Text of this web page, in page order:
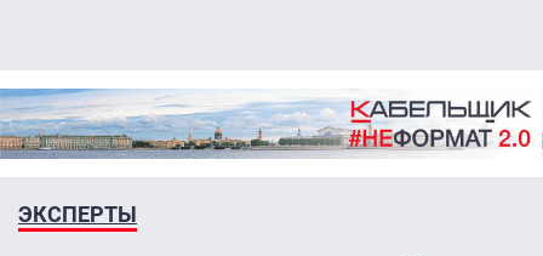
ЭКСПЕРТЫ